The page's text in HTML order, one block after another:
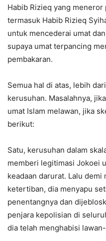
Habib Rizieq yang
termasuk Habib Rizieq
untuk mencederai umat
supaya umat terpancing
pembakaran.
Semua hal di atas, lebih
kerusuhan. Masalahnya,
umat Islam melawan, jika
berikut:
Satu, kerusuhan dalam
memberi legitimasi Jokoei
keadaan darurat. Lalu demi
ketertiban, dia menyapu
penentangnya dan
penjara kepolisian di
dia telah menghabisi